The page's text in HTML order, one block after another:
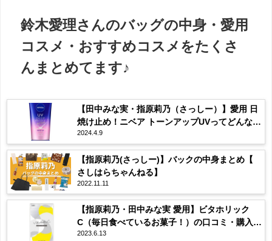
鈴木愛理さんのバッグの中身・愛用
コスメ・おすすめコスメをたくさ
んまとめてます♪
【田中みな実・指原莉乃（さっしー）】愛用 日
焼け止め！ニベア トーンアップUVってどんな？
口コミは？
2024.4.9
【指原莉乃(さっしー)】バックの中身まとめ【
さしはらちゃんねる】
2022.11.11
【指原莉乃・田中みな実 愛用】ビタホリック
C（毎日食べているお菓子！）の口コミ・購入先
まとめ♡
2023.6.13